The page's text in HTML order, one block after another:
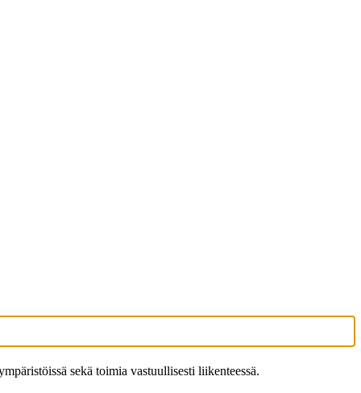
sekä toimia vastuullisesti liikenteessä.